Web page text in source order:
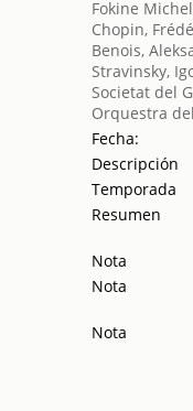
Fokine Michel
Chopin,
Benois,
Stravinsky,
Societat del
Orquestra
Fecha:
Descripción
Temporada
Resumen
Nota
Nota
Nota